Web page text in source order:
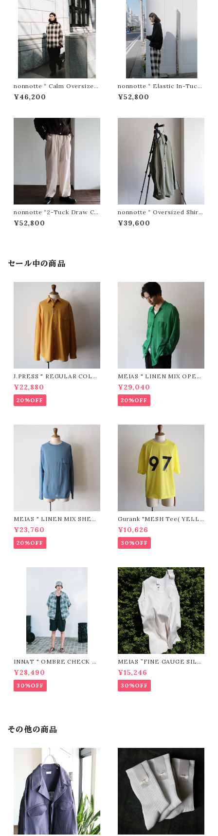
nonnotte “ Calm Oversized
Open Collar Shirt ( Warm V
eil Ombre )”
¥46,200
nonnotte “ Elastic In-Tuck
Wide Tapered Trousers (
Warm Veil Ombre )”
¥52,800
nonnotte “2-Tuck Draw Co
rd Wide Trousers (With Lin
ing) (Rust Beige)”
¥52,800
nonnotte “ Oversized Shirt
( Mulled Basil )”
¥39,600
セール中の商品
J.PRESS " REGULAR COLL
AR PATCH & FLAP Shirt (Y
ELLOW)"
¥22,880
20%OFF
MEIAS " LINEN MIX OPEN
COLLAR SHIRTS ( GREEN
)"
¥29,040
20%OFF
MEIAS " LINEN MIX SHEE
R P/O (BLUE)"
¥23,760
20%OFF
Gurank "MESH Tee( YELL
OW)"
¥10,626
30%OFF
INNAT " OMBRE CHECK SS
SHIRT ( Gray )"
¥28,490
30%OFF
MEIAS ”FINE GAUGE SILK
RIB MEN'S TANK TOP / SL
TT（IVORY)"
¥15,246
30%OFF
その他の商品